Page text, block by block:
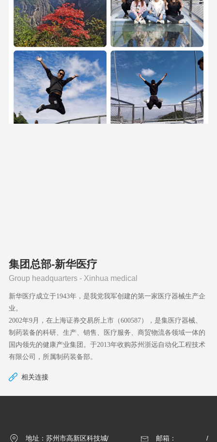
集团总部-新华医疗
Group headquarters - Xinhua medical
新华医疗成立于1943年，是我党我军创建的第一家医疗器械生产企
业。
2002年9月，在上海证券交易所上市（600587），是集医疗器械、
制药装备的科研、生产、销售、医疗服务、商贸物流各领域一体的
国内领先的健康产业集团。于2013年收购苏州浙远自动化工程技术
有限公司，所属制药装备部。
相关连接
地址：苏州市高新区科技城 邮箱：